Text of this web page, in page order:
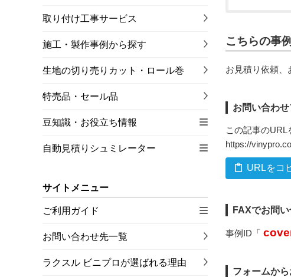
こちらの事
お見積り依頼、
お問い合わ
この記事のURL
https://
URLをコ
FAXでお問
事例ID「
フォームか
取り付け工事サービス
施工・製作事例から探す
生地の切り売りカット・ロール巻
特売品・セール品
豆知識・お役立ち情報
自動見積りシュミレーター
サイトメニュー
ご利用ガイド
お問い合わせ先一覧
ラクスル ビニプロが選ばれる理由